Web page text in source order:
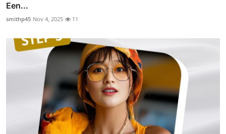
Een...
smithp45 Nov 4, 2025 11